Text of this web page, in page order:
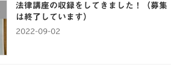
法律講座の収録をしてきました！（募集
は終了しています）
2022-09-02